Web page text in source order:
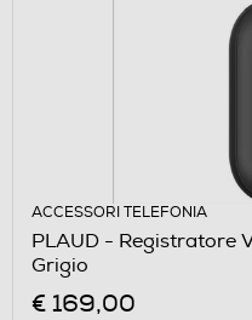
ACCESSORI TELEFONIA
PLAUD - Registratore
Grigio
€ 169,00